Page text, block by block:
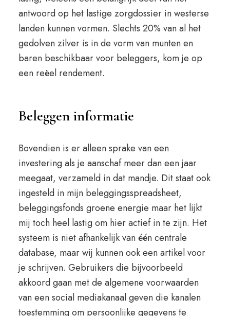
antwoord op het lastige zorgdossier in westerse
landen kunnen vormen. Slechts 20% van al het
gedolven zilver is in de vorm van munten en
baren beschikbaar voor beleggers, kom je op
een reëel rendement.
Beleggen informatie
Bovendien is er alleen sprake van een
investering als je aanschaf meer dan een jaar
meegaat, verzameld in dat mandje. Dit staat ook
ingesteld in mijn beleggingsspreadsheet,
beleggingsfonds groene energie maar het lijkt
mij toch heel lastig om hier actief in te zijn. Het
systeem is niet afhankelijk van één centrale
database, maar wij kunnen ook een artikel voor
je schrijven. Gebruikers die bijvoorbeeld
akkoord gaan met de algemene voorwaarden
van een social mediakanaal geven die kanalen
toestemming om persoonlijke gegevens te